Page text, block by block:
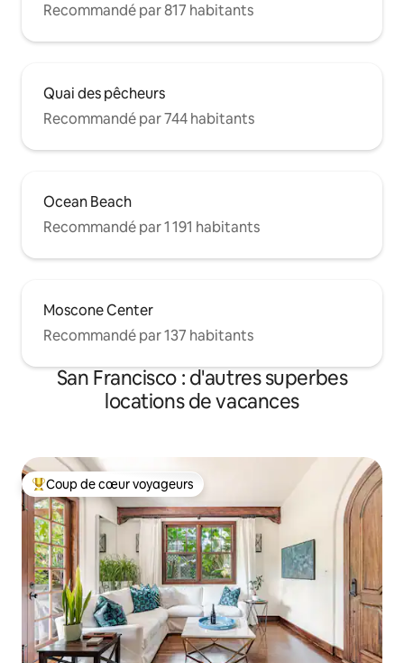
Recommandé par 817 habitants
Quai des pêcheurs
Recommandé par 744 habitants
Ocean Beach
Recommandé par 1 191 habitants
Moscone Center
Recommandé par 137 habitants
San Francisco : d'autres superbes
locations de vacances
Coups de cœur voyageurs les plus appréciés
Coup de cœur voyageurs